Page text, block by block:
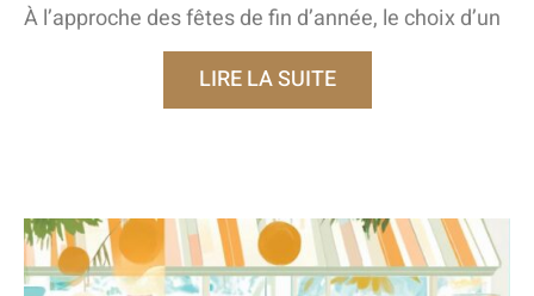
À l’approche des fêtes de fin d’année, le choix d’un
LIRE LA SUITE